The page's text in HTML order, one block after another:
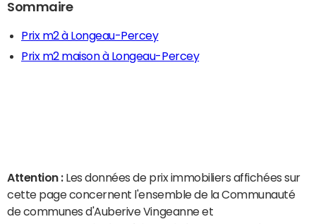
Sommaire
Prix m2 à Longeau-Percey
Prix m2 maison à Longeau-Percey
Attention : Les données de prix immobiliers affichées sur
cette page concernent l'ensemble de la Communauté
de communes d'Auberive Vingeanne et